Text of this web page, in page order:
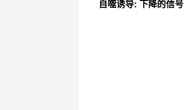
自噬诱导: 下降的信号